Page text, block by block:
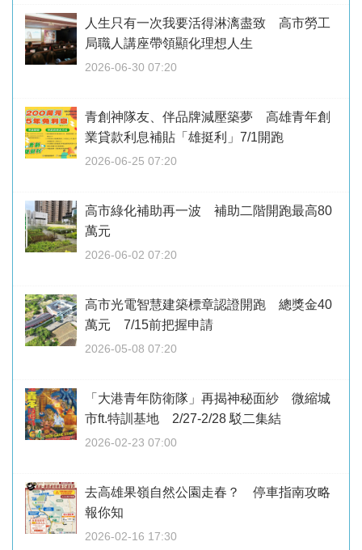
人生只有一次我要活得淋漓盡致 高市勞工
局職人講座帶領顯化理想人生
2026-06-30 07:20
青創神隊友、伴品牌減壓築夢 高雄青年創
業貸款利息補貼「雄挺利」7/1開跑
2026-06-25 07:20
高市綠化補助再一波 補助二階開跑最高80
萬元
2026-06-02 07:20
高市光電智慧建築標章認證開跑 總獎金40
萬元 7/15前把握申請
2026-05-08 07:20
「大港青年防衛隊」再揭神秘面紗 微縮城
市ft.特訓基地 2/27-2/28 駁二集結
2026-02-23 07:00
去高雄果嶺自然公園走春？ 停車指南攻略
報你知
2026-02-16 17:30